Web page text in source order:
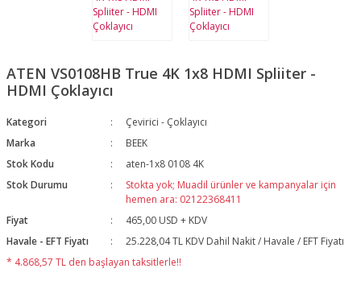
ATEN VS0108HB True 4K 1x8 HDMI Spliiter -
HDMI Çoklayıcı
Kategori
Çevirici - Çoklayıcı
Marka
BEEK
Stok Kodu
aten-1x8 0108 4K
Stok Durumu
Stokta yok; Muadil ürünler ve kampanyalar için
hemen ara: 02122368411
Fiyat
465,00 USD + KDV
Havale - EFT Fiyatı
25.228,04 TL KDV Dahil Nakit / Havale / EFT Fiyatı
* 4.868,57 TL den başlayan taksitlerle!!